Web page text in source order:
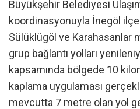
Büyükşehir Belediyesi
koordinasyonuyla İnegöl
Sülüklügöl ve Karahasanlar
grup bağlantı yolları
kapsamında bölgede 10
kaplama uygulaması
mevcutta 7 metre olan yol